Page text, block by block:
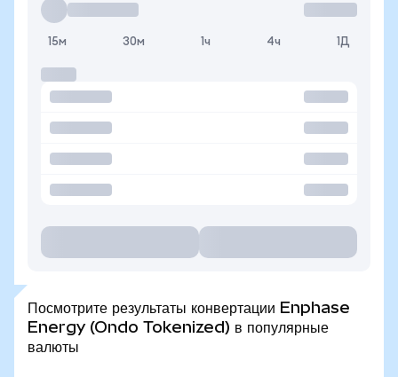
15м 30м 1ч 4ч 1Д
Посмотрите результаты конвертации Enphase
Energy (Ondo Tokenized) в популярные
валюты